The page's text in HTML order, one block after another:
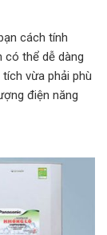
cách tính
có thể dễ dàng
vừa phải phù
điện năng